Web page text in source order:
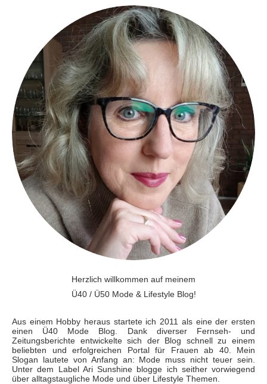
Herzlich willkommen auf meinem
Ü40 / Ü50 Mode & Lifestyle Blog!
Aus einem Hobby heraus startete ich 2011 als eine der ersten
einen Ü40 Mode Blog. Dank diverser Fernseh- und
Zeitungsberichte entwickelte sich der Blog schnell zu einem
beliebten und erfolgreichen Portal für Frauen ab 40. Mein
Slogan lautete von Anfang an: Mode muss nicht teuer sein.
Unter dem Label Ari Sunshine blogge ich seither vorwiegend
über alltagstaugliche Mode und über Lifestyle Themen.